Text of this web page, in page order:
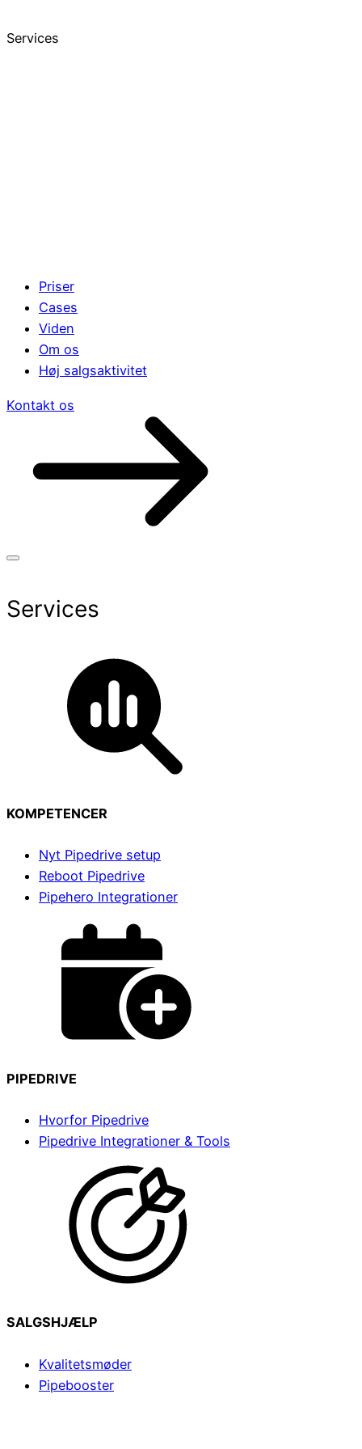
Services
Priser
Cases
Viden
Om os
Høj salgsaktivitet
Kontakt os
Services
KOMPETENCER
Nyt Pipedrive setup
Reboot Pipedrive
Pipehero Integrationer
PIPEDRIVE
Hvorfor Pipedrive
Pipedrive Integrationer & Tools
SALGSHJÆLP
Kvalitetsmøder
Pipebooster